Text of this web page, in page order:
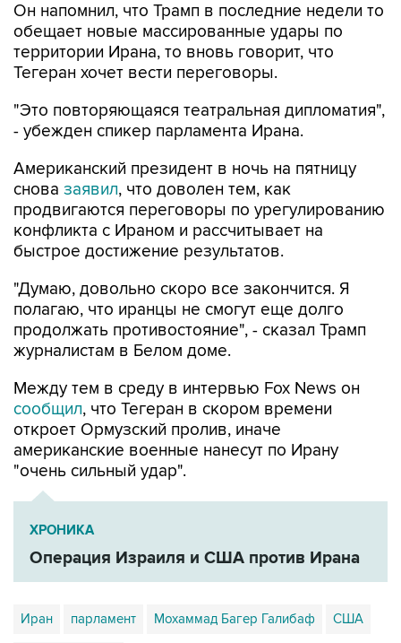
Он напомнил, что Трамп в последние недели то
обещает новые массированные удары по
территории Ирана, то вновь говорит, что
Тегеран хочет вести переговоры.
"Это повторяющаяся театральная дипломатия",
- убежден спикер парламента Ирана.
Американский президент в ночь на пятницу
снова заявил, что доволен тем, как
продвигаются переговоры по урегулированию
конфликта с Ираном и рассчитывает на
быстрое достижение результатов.
"Думаю, довольно скоро все закончится. Я
полагаю, что иранцы не смогут еще долго
продолжать противостояние", - сказал Трамп
журналистам в Белом доме.
Между тем в среду в интервью Fox News он
сообщил, что Тегеран в скором времени
откроет Ормузский пролив, иначе
американские военные нанесут по Ирану
"очень сильный удар".
ХРОНИКА
Операция Израиля и США против Ирана
Иран парламент Мохаммад Багер Галибаф США